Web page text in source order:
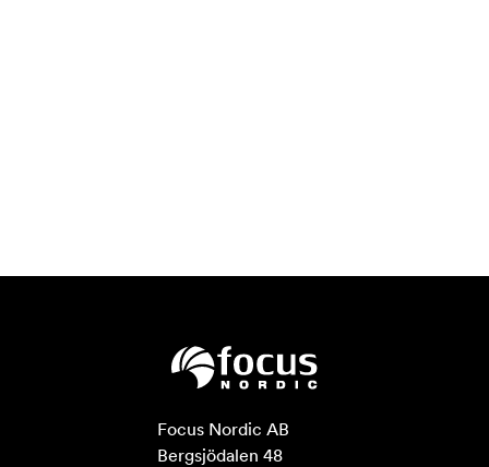
Focus Nordic AB
Bergsjödalen 48